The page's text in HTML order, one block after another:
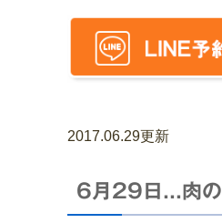
2017.06.29更新
6月29日...肉